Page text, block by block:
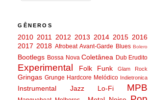
GÊNEROS
2010 2011 2012 2013 2014 2015 2016
2017 2018 Afrobeat Avant-Garde Blues Bolero
Bootlegs Bossa Nova Coletânea Dub Erudito
Experimental Folk Funk Glam Rock
Gringas Grunge Hardcore Melódico Indietronica
Instrumental Jazz Lo-Fi MPB